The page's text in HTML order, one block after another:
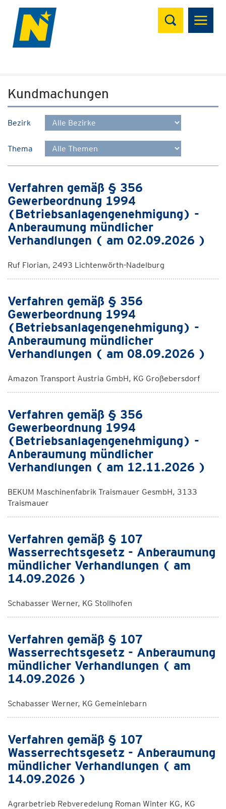
Suchen
Kundmachungen
Bezirk
Thema
Verfahren gemäß § 356
Gewerbeordnung 1994
(Betriebsanlagengenehmigung) -
Anberaumung mündlicher
Verhandlungen ( am 02.09.2026 )
Ruf Florian, 2493 Lichtenwörth-Nadelburg
Verfahren gemäß § 356
Gewerbeordnung 1994
(Betriebsanlagengenehmigung) -
Anberaumung mündlicher
Verhandlungen ( am 08.09.2026 )
Amazon Transport Austria GmbH, KG Großebersdorf
Verfahren gemäß § 356
Gewerbeordnung 1994
(Betriebsanlagengenehmigung) -
Anberaumung mündlicher
Verhandlungen ( am 12.11.2026 )
BEKUM Maschinenfabrik Traismauer GesmbH, 3133
Traismauer
Verfahren gemäß § 107
Wasserrechtsgesetz - Anberaumung
mündlicher Verhandlungen ( am
14.09.2026 )
Schabasser Werner, KG Stollhofen
Verfahren gemäß § 107
Wasserrechtsgesetz - Anberaumung
mündlicher Verhandlungen ( am
14.09.2026 )
Schabasser Werner, KG Gemeinlebarn
Verfahren gemäß § 107
Wasserrechtsgesetz - Anberaumung
mündlicher Verhandlungen ( am
14.09.2026 )
Agrarbetrieb Rebveredelung Roman Winter KG, KG